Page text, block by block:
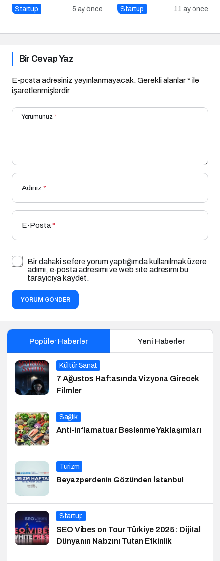
Aldı: AI Fonlama
Startup 5 ay önce
Yönetimi Nasıl Yapılır?
Startup 11 ay önce
Bir Cevap Yaz
E-posta adresiniz yayınlanmayacak. Gerekli alanlar* ile
işaretlenmişlerdir
Yorumunuz *
Adınız *
E-Posta*
Bir dahaki sefere yorum yaptığımda kullanılmak üzere
adımı, e-posta adresimi ve web site adresimi bu
tarayıcıya kaydet.
YORUM GÖNDER
Popüler Haberler Yeni Haberler
Kültür Sanat
7 Ağustos Haftasında Vizyona Girecek
Filmler
Sağlık
Anti-inflamatuar Beslenme Yaklaşımları
Turizm
Beyazperdenin Gözünden İstanbul
Startup
SEO Vibes on Tour Türkiye 2025: Dijital
Dünyanın Nabzını Tutan Etkinlik